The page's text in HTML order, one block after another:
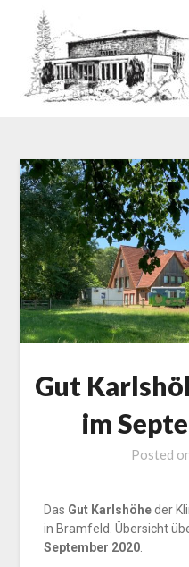
Gut
im
Posted
Das Gut Karlshöheder
in Bramfeld. Übersicht
September 2020.